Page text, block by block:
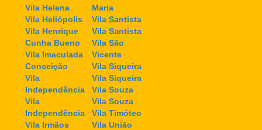
Vila Helena
Vila Heliópolis
Vila Henrique
Cunha Bueno
Vila Imaculada
Conceição
Vila
Independência
Vila
Independência
Vila Irmãos
Maria
Vila Santista
Vila Santista
Vila São
Vicente
Vila Siqueira
Vila Siqueira
Vila Souza
Vila Souza
Vila Timóteo
Vila União